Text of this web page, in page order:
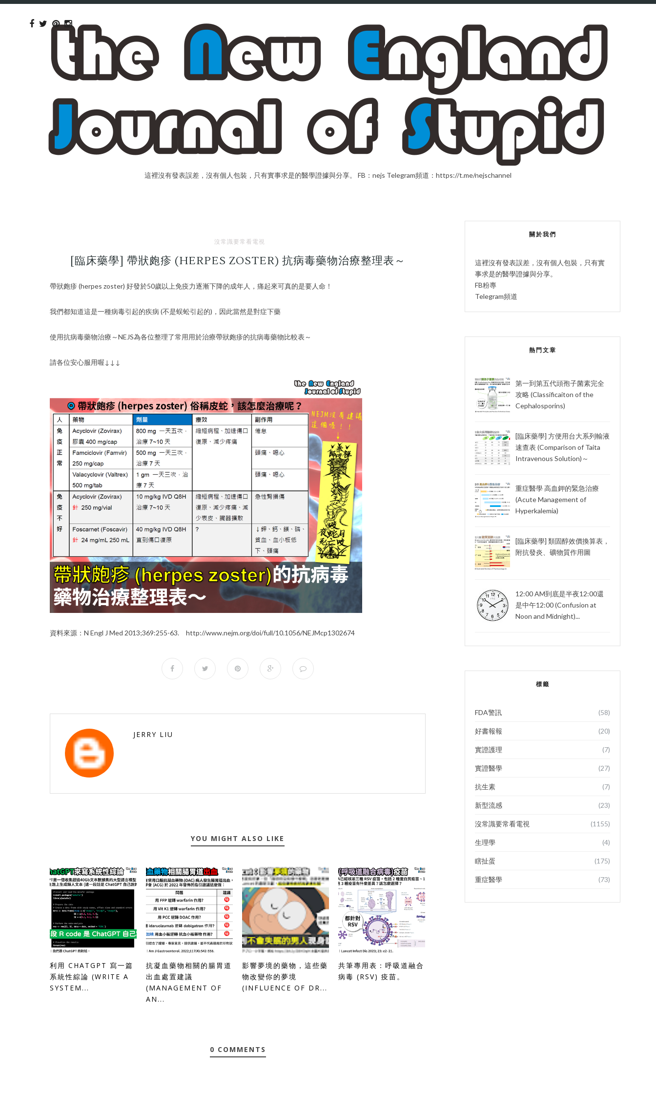
這裡沒有發表誤差，沒有個人包裝，只有實事求是的醫學證據與分享。 FB：nejs Telegram頻道：https://t.me/nejschannel
沒常識要常看電視
[臨床藥學] 帶狀皰疹 (HERPES ZOSTER) 抗病毒藥物治療整理表～
帶狀皰疹 (herpes zoster) 好發於50歲以上免疫力逐漸下降的成年人，痛起來可真的是要人命！
我們都知道這是一種病毒引起的疾病 (不是蜈蚣引起的)，因此當然是對症下藥
使用抗病毒藥物治療～NEJS為各位整理了常用用於治療帶狀皰疹的抗病毒藥物比較表～
請各位安心服用喔↓↓↓
資料來源：N Engl J Med 2013;369:255-63. http://www.nejm.org/doi/full/10.1056/NEJMcp1302674
JERRY LIU
YOU MIGHT ALSO LIKE
利用 CHATGPT 寫一篇
系統性綜論 (WRITE A
SYSTEM...
抗凝血藥物相關的腸胃道
出血處置建議
(MANAGEMENT OF
AN...
影響夢境的藥物，這些藥
物改變你的夢境
(INFLUENCE OF DR...
共筆專用表：呼吸道融合
病毒 (RSV) 疫苗。
0 COMMENTS
關於我們
這裡沒有發表誤差，沒有個人包裝，只有實
事求是的醫學證據與分享。
FB粉專
Telegram頻道
熱門文章
第一到第五代頭孢子菌素完全
攻略 (Classificaiton of the
Cephalosporins)
[臨床藥學] 方便用台大系列輸液
速查表 (Comparison of Taita
Intravenous Solution)～
重症醫學 高血鉀的緊急治療
(Acute Management of
Hyperkalemia)
[臨床藥學] 類固醇效價換算表，
附抗發炎、礦物質作用圖
12:00 AM到底是半夜12:00還
是中午12:00 (Confusion at
Noon and Midnight)...
標籤
FDA警訊 (58)
好書報報 (20)
實證護理 (7)
實證醫學 (27)
抗生素 (7)
新型流感 (23)
沒常識要常看電視 (1155)
生理學 (4)
瞎扯蛋 (175)
重症醫學 (73)